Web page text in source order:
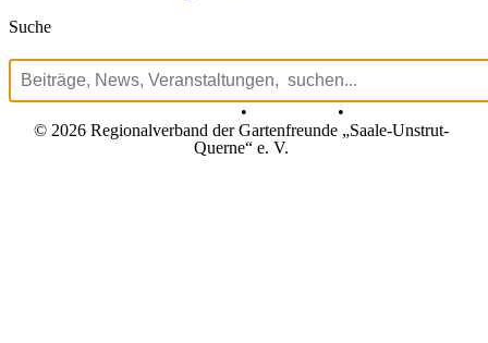
Suche
•
•
© 2026 Regionalverband der Gartenfreunde „Saale-Unstrut-
Querne“ e. V.